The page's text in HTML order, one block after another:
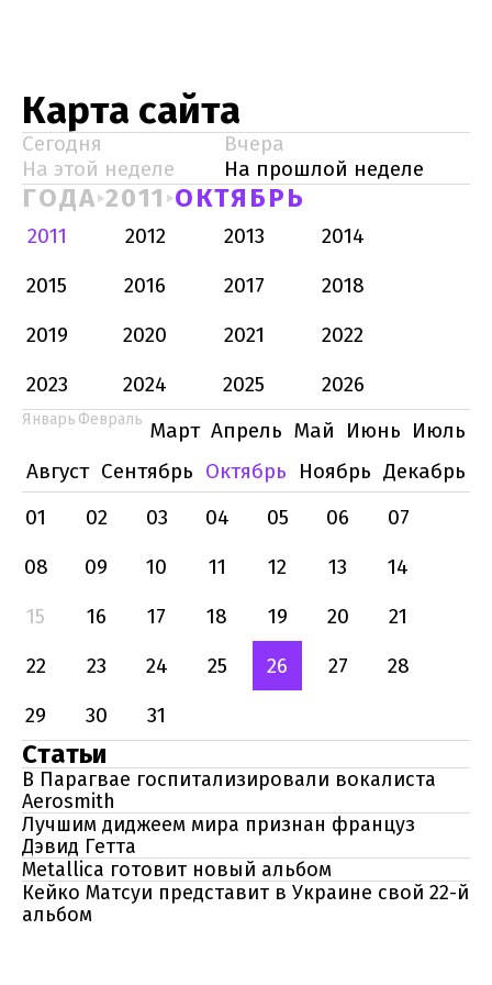
Карта сайта
Сегодня
Вчера
На этой неделе
На прошлой неделе
ГОДА 2011 ОКТЯБРЬ
2011 2012 2013
2014
2015
2016 2017
2018
2019
2020 2021
2022
2023
2024 2025 2026
Январь Февраль Март Апрель Май Июнь Июль
Август Сентябрь Октябрь Ноябрь Декабрь
01
02 03 04 05 06
07
08
09 10 11 12 13
14
15
16 17 18 19 20
21
22
23 24 25 26 27
28
29
30 31
Статьи
В Парагвае госпитализировали вокалиста
Aerosmith
Лучшим диджеем мира признан француз
Дэвид Гетта
Metallica готовит новый альбом
Кейко Матсуи представит в Украине свой ​​22-й
альбом